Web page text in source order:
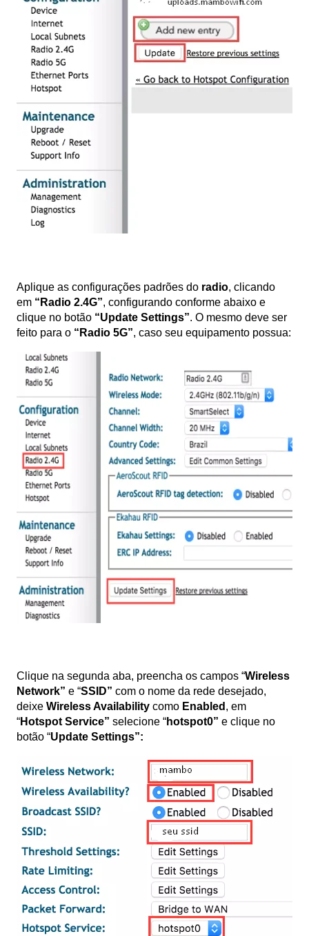
Aplique as configurações padrões do radio, clicando
em “Radio 2.4G”, configurando conforme abaixo e
clique no botão “Update Settings”. O mesmo deve ser
feito para o “Radio 5G”, caso seu equipamento possua:
Clique na segunda aba, preencha os campos “Wireless
Network” e “SSID” com o nome da rede desejado,
deixe Wireless Availability como Enabled , em
“Hotspot Service” selecione “hotspot0” e clique no
botão “Update Settings”: